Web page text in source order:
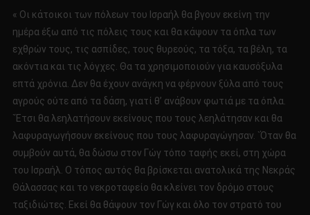
« Οι κάτοικοι των πόλεων του Ισραήλ θα βγουν εκείνη την
ημέρα έξω από τις πόλεις τους και θα κάψουν τα όπλα των
εχθρών τους, τις ασπίδες, τους θυρεούς, τα τόξα, τα βέλη, τα
ακόντια και τις λόγχες. Θα τα χρησιμοποιούν για καυσόξυλα
επτά χρόνια. Δεν θα έχουν ανάγκη να φέρνουν ξύλα από τους
αγρούς ούτε από τα δάση, γιατί θ’ ανάβουν φωτιά με τα όπλα.
`Έτσι θα λεηλατήσουν εκείνους που τους λεηλάτησαν και θα
λαφυραγωγήσουν εκείνους που τους λαφυραγώγησαν. `Όταν θα
συμβούν αυτά, θα δώσω στον Γώγ τόπο ταφής εκεί, στη χώρα
του Ισραήλ. Ο τόπος αυτός θα βρίσκεται ανατολικά της Νεκράς
Θάλασσας και το νεκροταφείο θα κλείνει τον δρόμο στους
ταξιδιώτες. Εκεί θα θάψουν τον Γώγ και όλο τον στρατό του